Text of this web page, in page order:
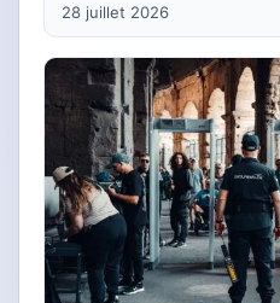
28 juillet 2026